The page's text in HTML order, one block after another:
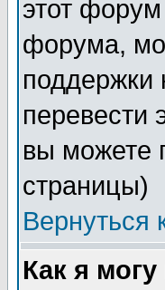
этот
форума,
поддержки
перевести
вы можете
страницы)
Вернуться
Как я